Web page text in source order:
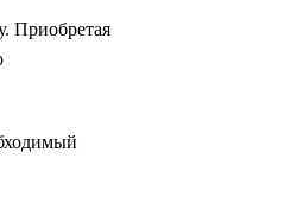
Приобретая